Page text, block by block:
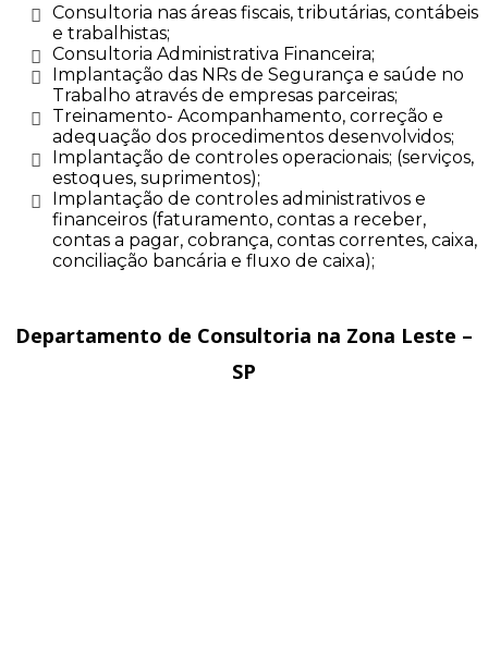
Consultoria nas áreas fiscais, tributárias, contábeis
e trabalhistas;
Consultoria Administrativa Financeira;
Implantação das NRs de Segurança e saúde no
Trabalho através de empresas parceiras;
Treinamento- Acompanhamento, correção e
adequação dos procedimentos desenvolvidos;
Implantação de controles operacionais; (serviços,
estoques, suprimentos);
Implantação de controles administrativos e
financeiros (faturamento, contas a receber,
contas a pagar, cobrança, contas correntes, caixa,
conciliação bancária e fluxo de caixa);
Departamento de Consultoria na Zona Leste –
SP